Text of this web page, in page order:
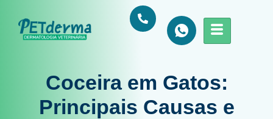
Coceira em Gatos:
Principais Causas e